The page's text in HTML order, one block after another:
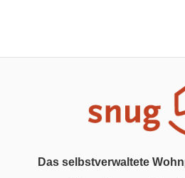
Das selbstverwaltete